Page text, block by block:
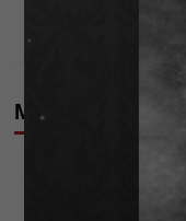
More Stories
Editor's Picks
กรมชลฯ รับฟังประ
ประตูระบายน้ำศรีสอ